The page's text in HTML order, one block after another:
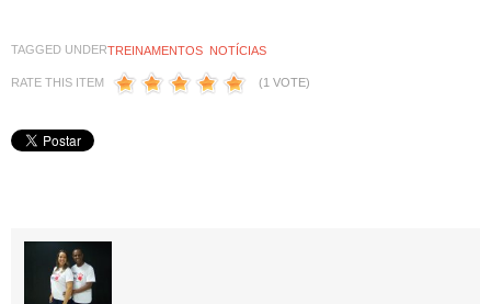
TAGGED UNDERTREINAMENTOS NOTÍCIAS
RATE THIS ITEM (1 VOTE)